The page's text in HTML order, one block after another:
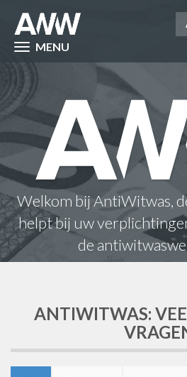
MENU
Welkom bij AntiWitwas,
helpt bij uw
de
ANTIWITWAS: